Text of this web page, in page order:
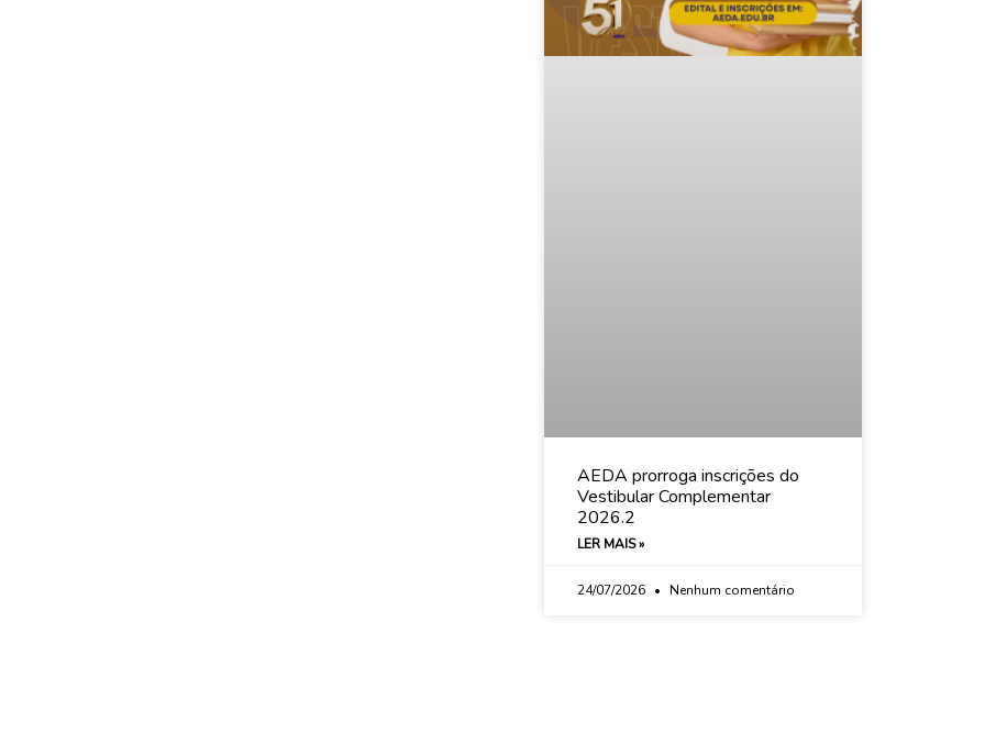
AEDA prorroga inscrições do
Vestibular Complementar
2026.2
LER MAIS »
24/07/2026 Nenhum comentário